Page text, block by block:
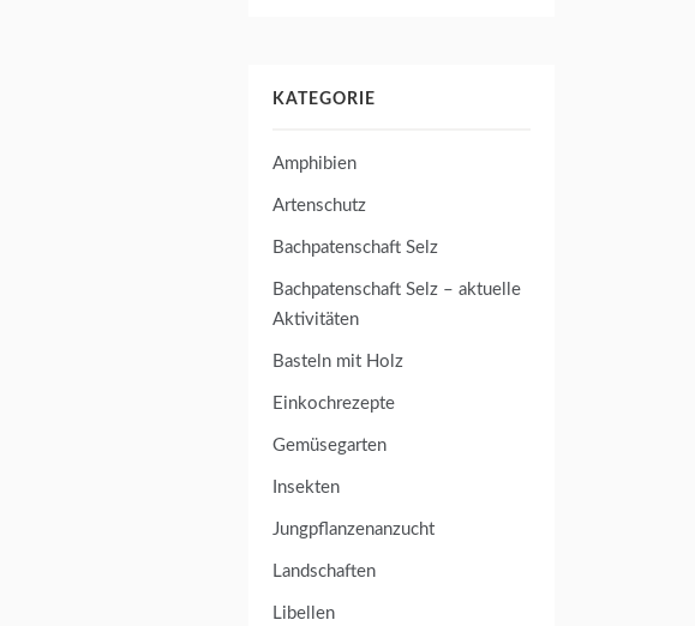
KATEGORIE
Amphibien
Artenschutz
Bachpatenschaft Selz
Bachpatenschaft Selz – aktuelle
Aktivitäten
Basteln mit Holz
Einkochrezepte
Gemüsegarten
Insekten
Jungpflanzenanzucht
Landschaften
Libellen